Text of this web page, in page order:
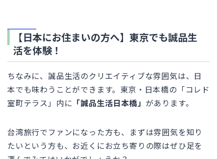
【日本にお住まいの方へ】東京でも誠品生
活を体験！
ちなみに、誠品生活のクリエイティブな雰囲気は、日
本でも味わうことができます。東京・日本橋の「コレド
室町テラス」内に 「誠品生活日本橋」 があります。
台湾旅行でファンになった方も、まずは雰囲気を知り
たいという方も、お近くにお立ち寄りの際はぜひ足を